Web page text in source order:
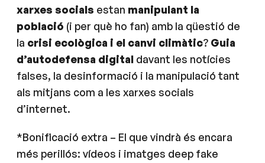
xarxes socials estan manipulant la
població (i per què ho fan) amb la qüestió de
la crisi ecològica i el canvi climàtic? Guia
d’autodefensa digital davant les notícies
falses, la desinformació i la manipulació tant
als mitjans com a les xarxes socials
d’internet.
*Bonificació extra – El que vindrà és encara
més perillós: vídeos i imatges deep fake